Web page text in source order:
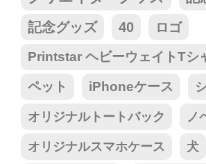
記念グッズ
40 ロゴ
Printstar ヘビーウェイトTシ
ペット iPhoneケース
オリジナルトートバック ノ
オリジナルスマホケース 犬